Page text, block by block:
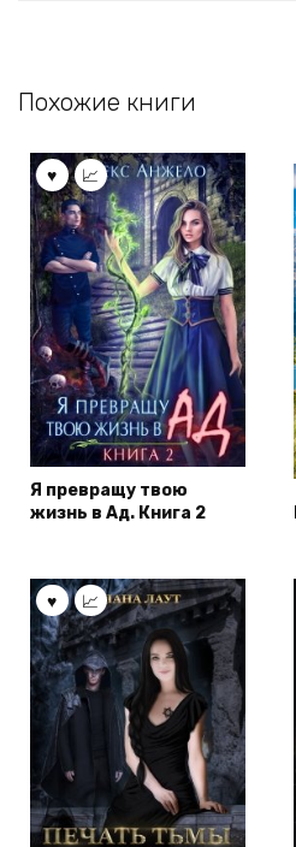
Похожие книги
Я превращу твою
жизнь в Ад. Книга 2